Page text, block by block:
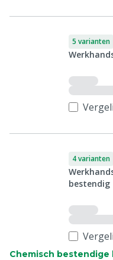
5 varianten
4 varianten
bestendig
Chemisch